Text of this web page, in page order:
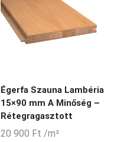
Égerfa Szauna Lambéria
15×90 mm A Minőség –
Rétegragasztott
20 900 Ft /m²